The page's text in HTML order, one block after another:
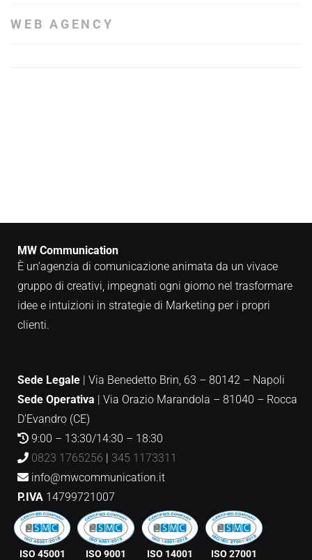
WEB AGENCY
MW Communication
È un’agenzia di comunicazione animata da un vivace
gruppo di creativi, impegnati ogni giorno nel trasformare
idee e intuizioni in strategie di Marketing per i propri
clienti.
Sede Legale | Via Benedetto Brin, 63 – 80142 – Napoli
Sede Operativa
Via Orazio Marandola – 81040 – Rocca
D’Evandro (CE)
9:00 – 13:30/14:30 – 18:30
0823 1765256
345 1173311
info@mwcommunication.it
P.IVA 14799721007
ISO 45001 ISO 9001 ISO 14001 ISO 27001